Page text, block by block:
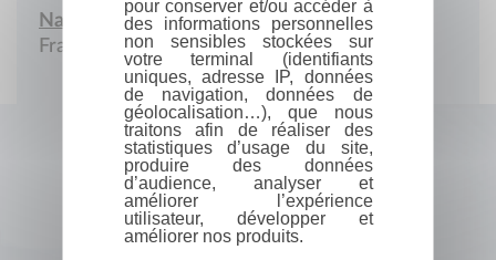
Nationalité :
France
pour conserver et/ou accéder à
des informations personnelles
non sensibles stockées sur
votre terminal (identifiants
uniques, adresse IP, données
de navigation, données de
géolocalisation…), que nous
traitons afin de réaliser des
statistiques d’usage du site,
produire des données
d’audience, analyser et
améliorer l’expérience
utilisateur, développer et
améliorer nos produits.